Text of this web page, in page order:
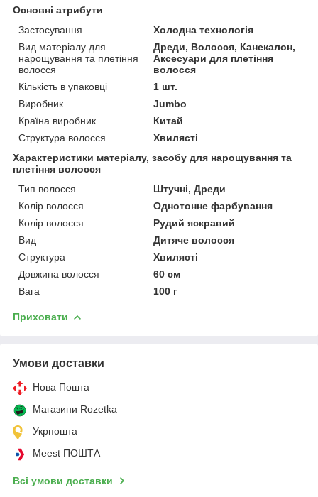
Основні атрибути
Застосування
Холодна технологія
Вид матеріалу для
нарощування та плетіння
волосся
Дреди, Волосся, Канекалон,
Аксесуари для плетіння
волосся
Кількість в упаковці
1 шт.
Виробник
Jumbo
Країна виробник
Китай
Структура волосся
Хвилясті
Характеристики матеріалу, засобу для нарощування та
плетіння волосся
Тип волосся
Штучні, Дреди
Колір волосся
Однотонне фарбування
Колір волосся
Рудий яскравий
Вид
Дитяче волосся
Структура
Хвилясті
Довжина волосся
60 см
Вага
100 г
Приховати
Умови доставки
Нова Пошта
Магазини Rozetka
Укрпошта
Meest ПОШТА
Всі умови доставки